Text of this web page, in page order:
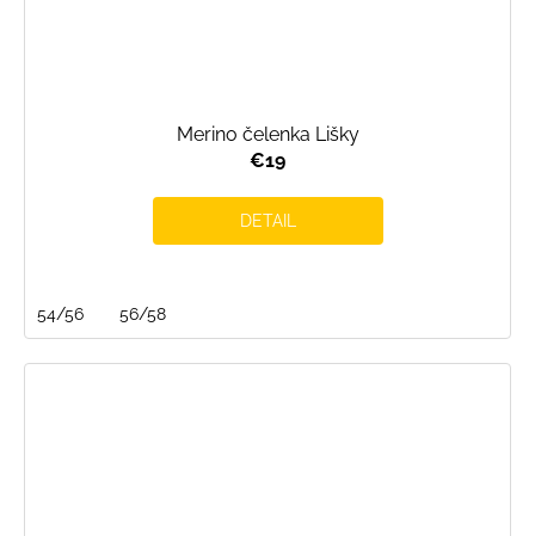
Merino čelenka Lišky
€19
DETAIL
54/56 56/58